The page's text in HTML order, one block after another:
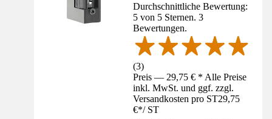
Durchschnittliche Bewertung:
5 von 5 Sternen. 3
Bewertungen.
(3)
Preis — 29,75 € * Alle Preise
inkl. MwSt. und ggf. zzgl.
Versandkosten pro ST29,75
€*/ ST